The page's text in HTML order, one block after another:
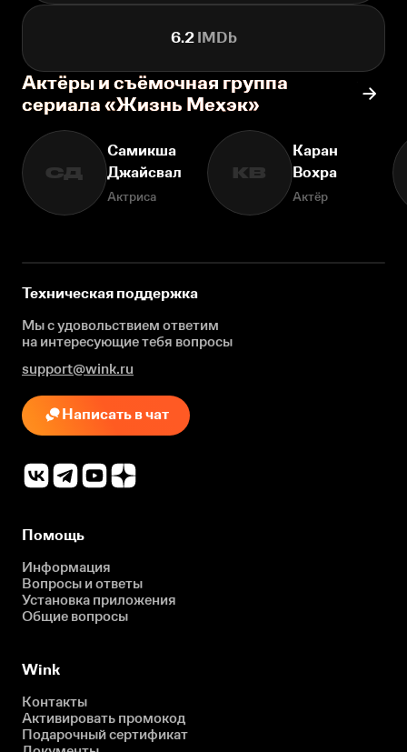
6.2IMDb
Актёры и съёмочная группа
сериала «Жизнь Мехэк»
СД
Самикша
Джайсвал
Актриса
КВ
Каран
Вохра
Актёр
Техническая поддержка
Мы с удовольствием ответим
на интересующиетебя вопросы
support@wink.ru
Написать в чат
Помощь
Информация
Вопросы и ответы
Установка приложения
Общие вопросы
Wink
Контакты
Активировать промокод
Подарочный сертификат